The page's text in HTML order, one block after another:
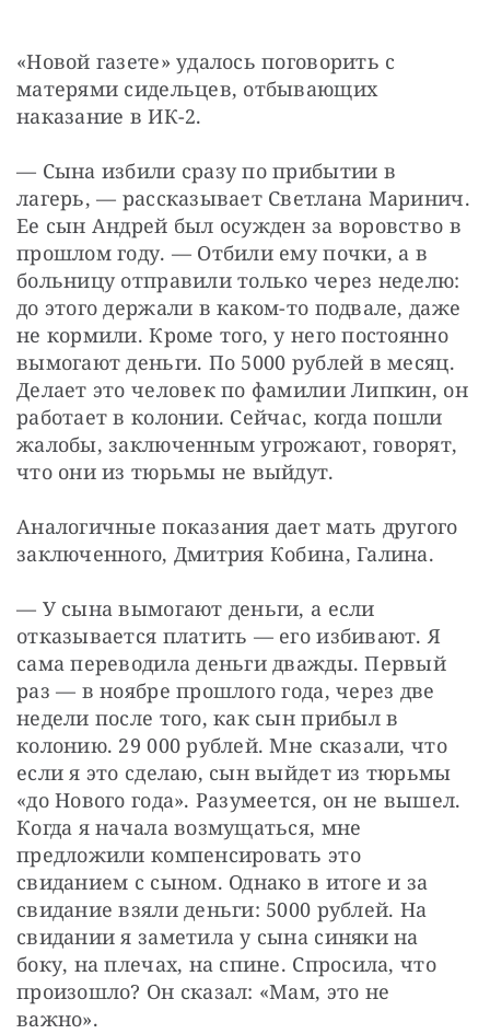
«Новой газете» удалось поговорить с
матерями сидельцев, отбывающих
наказание в ИК-2.
— Сына избили сразу по прибытии в
лагерь, — рассказывает Светлана Маринич.
Ее сын Андрей был осужден за воровство в
прошлом году. — Отбили ему почки, а в
больницу отправили только через неделю:
до этого держали в каком-то подвале, даже
не кормили. Кроме того, у него постоянно
вымогают деньги. По 5000 рублей в месяц.
Делает это человек по фамилии Липкин, он
работает в колонии. Сейчас, когда пошли
жалобы, заключенным угрожают, говорят,
что они из тюрьмы не выйдут.
Аналогичные показания дает мать другого
заключенного, Дмитрия Кобина, Галина.
— У сына вымогают деньги, а если
отказывается платить — его избивают. Я
сама переводила деньги дважды. Первый
раз — в ноябре прошлого года, через две
недели после того, как сын прибыл в
колонию. 29 000 рублей. Мне сказали, что
если я это сделаю, сын выйдет из тюрьмы
«до Нового года». Разумеется, он не вышел.
Когда я начала возмущаться, мне
предложили компенсировать это
свиданием с сыном. Однако в итоге и за
свидание взяли деньги: 5000 рублей. На
свидании я заметила у сына синяки на
боку, на плечах, на спине. Спросила, что
произошло? Он сказал: «Мам, это не
важно».